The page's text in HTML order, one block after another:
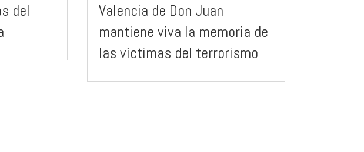
del
Valencia de Don Juan
mantiene viva la memoria de
las víctimas del terrorismo